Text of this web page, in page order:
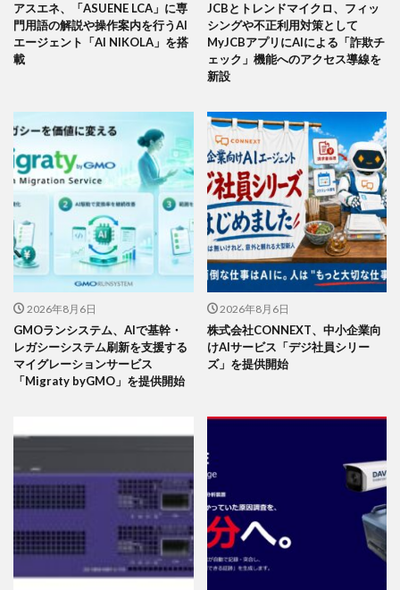
アスエネ、「ASUENE LCA」に専
門用語の解説や操作案内を行うAI
エージェント「AI NIKOLA」を搭
載
JCBとトレンドマイクロ、フィッ
シングや不正利用対策として
MyJCBアプリにAIによる「詐欺チ
ェック」機能へのアクセス導線を
新設
2026年8月6日
GMOランシステム、AIで基幹・
レガシーシステム刷新を支援する
マイグレーションサービス
「Migraty byGMO」を提供開始
2026年8月6日
株式会社CONNEXT、中小企業向
けAIサービス「デジ社員シリー
ズ」を提供開始